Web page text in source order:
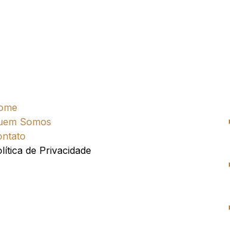
Somos
de Privacidade